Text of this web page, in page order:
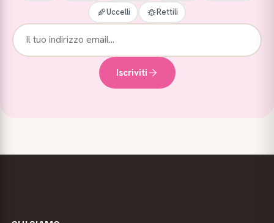
Uccelli Rettili
Iscriviti